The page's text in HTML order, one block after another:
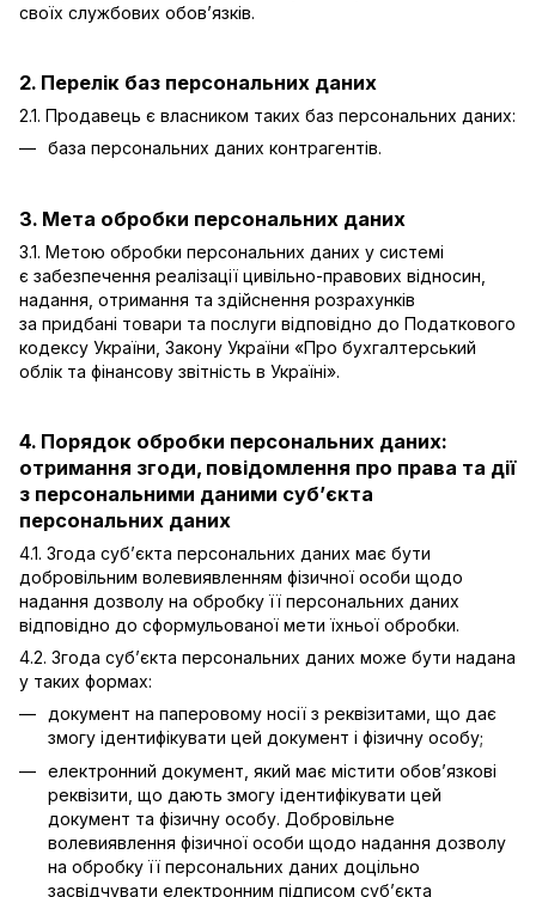
своїх службових обов’язків.
2. Перелік баз персональних даних
2.1. Продавець є власником таких баз персональних даних:
база персональних даних контрагентів.
3. Мета обробки персональних даних
3.1. Метою обробки персональних даних у системі
є забезпечення реалізації цивільно-правових відносин,
надання, отримання та здійснення розрахунків
за придбані товари та послуги відповідно до Податкового
кодексу України, Закону України «Про бухгалтерський
облік та фінансову звітність в Україні».
4. Порядок обробки персональних даних:
отримання згоди, повідомлення про права та дії
з персональними даними суб’єкта
персональних даних
4.1. Згода суб’єкта персональних даних має бути
добровільним волевиявленням фізичної особи щодо
надання дозволу на обробку її персональних даних
відповідно до сформульованої мети їхньої обробки.
4.2. Згода суб’єкта персональних даних може бути надана
у таких формах:
документ на паперовому носії з реквізитами, що дає
змогу ідентифікувати цей документ і фізичну особу;
електронний документ, який має містити обов’язкові
реквізити, що дають змогу ідентифікувати цей
документ та фізичну особу. Добровільне
волевиявлення фізичної особи щодо надання дозволу
на обробку її персональних даних доцільно
засвідчувати електронним підписом суб’єкта